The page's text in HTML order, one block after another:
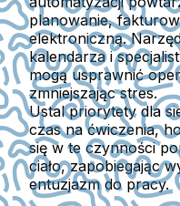
planowanie,
elektroniczną.
kalendarza i
mogą usprawnić
zmniejszając stres.
Ustal priorytety dla
czas na ćwiczenia,
się w te czynności
ciało, zapobiegając
entuzjazm do pracy.